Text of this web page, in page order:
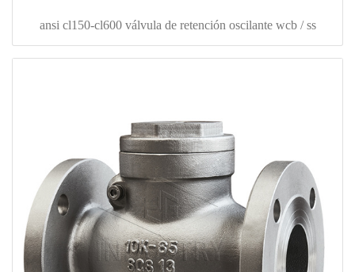
ansi cl150-cl600 válvula de retención oscilante wcb / ss